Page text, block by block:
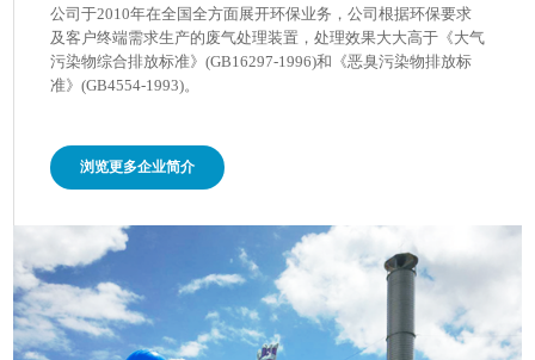
公司于2010年在全国全方面展开环保业务，公司根据环保要求
及客户终端需求生产的废气处理装置，处理效果大大高于《大气
污染物综合排放标准》(GB16297-1996)和《恶臭污染物排放标
准》(GB4554-1993)。
浏览更多企业简介